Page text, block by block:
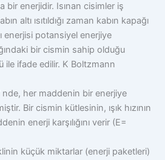
bir enerjidir. Isınan cisimler iş
altı ısıtıldığı zaman kabın kapağı
enerjisi potansiyel enerjiye
bir cismin sahip olduğu
ile ifade edilir. K Boltzmann
nde, her maddenin bir enerjiye
Bir cismin kütlesinin, ışık hızının
enerji karşılığını verir (E=
küçük miktarlar (enerji paketleri)